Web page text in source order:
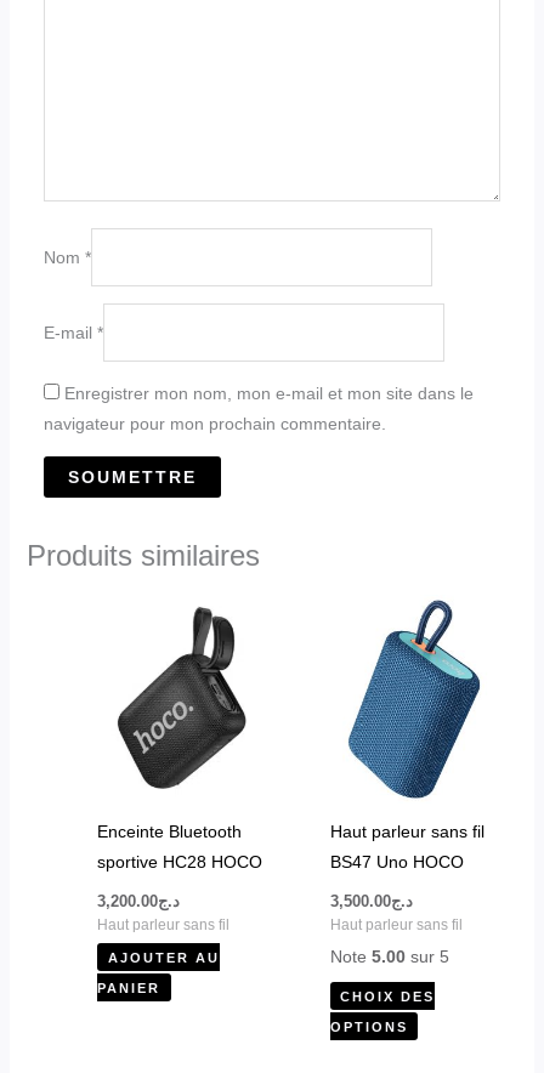
Nom *
E-mail *
Enregistrer mon nom, mon e-mail et mon site dans le
navigateur pour mon prochain commentaire.
Produits similaires
Enceinte Bluetooth
sportive HC28 HOCO
د.ج3,200.00
Haut parleur sans fil
AJOUTER AU
PANIER
Haut parleur sans fil
BS47 Uno HOCO
د.ج3,500.00
Haut parleur sans fil
Note 5.00sur 5
CHOIX DES
OPTIONS
Ce
produit
a
plusieurs
variations.
Les
options
du